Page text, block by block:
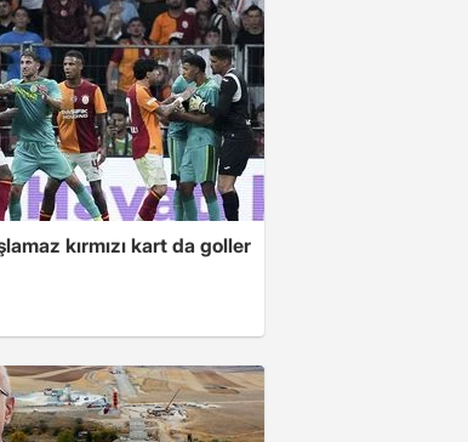
kırmızı kart da goller